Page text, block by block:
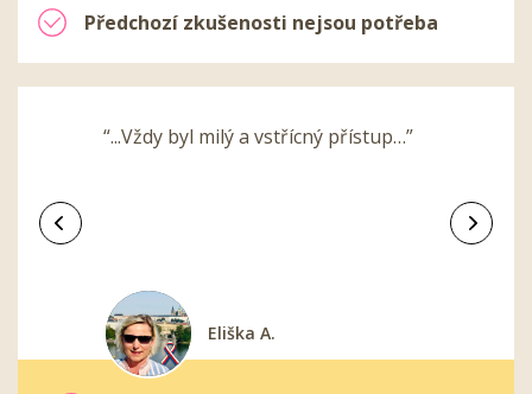
Předchozí zkušenosti nejsou potřeba
Předchozí Další
“...Vždy byl milý a vstřícný přístup…”
Eliška A.
Alena N.
Jana K.
Miroslav S.
Pavel K.